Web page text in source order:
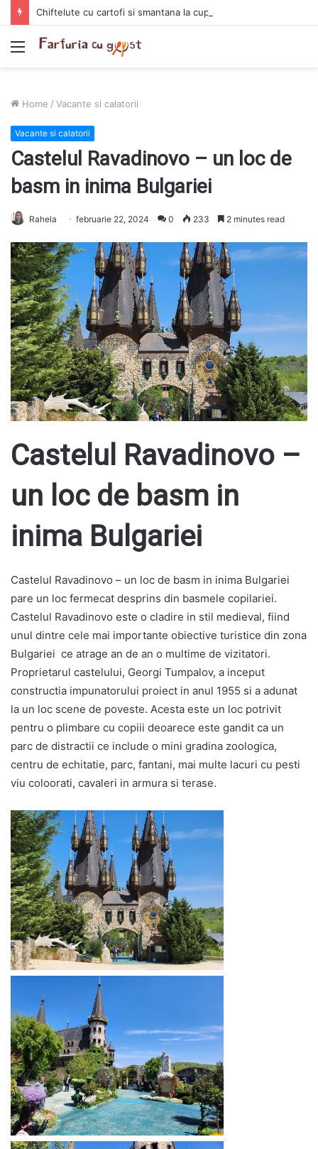
Chiftelute cu cartofi si smantana la cuptor
Menu
Home / Vacante si calatorii
Vacante si calatorii
Castelul Ravadinovo – un loc de
basm in inima Bulgariei
Rahela februarie 22, 2024 0 233 2 minutes read
Castelul Ravadinovo –
un loc de basm in
inima Bulgariei
Castelul Ravadinovo – un loc de basm in inima Bulgariei
pare un loc fermecat desprins din basmele copilariei.
Castelul Ravadinovo este o cladire in stil medieval, fiind
unul dintre cele mai importante obiective turistice din zona
Bulgariei ce atrage an de an o multime de vizitatori.
Proprietarul castelului, Georgi Tumpalov, a inceput
constructia impunatorului proiect in anul 1955 si a adunat
la un loc scene de poveste. Acesta este un loc potrivit
pentru o plimbare cu copiii deoarece este gandit ca un
parc de distractii ce include o mini gradina zoologica,
centru de echitatie, parc, fantani, mai multe lacuri cu pesti
viu coloorati, cavaleri in armura si terase.